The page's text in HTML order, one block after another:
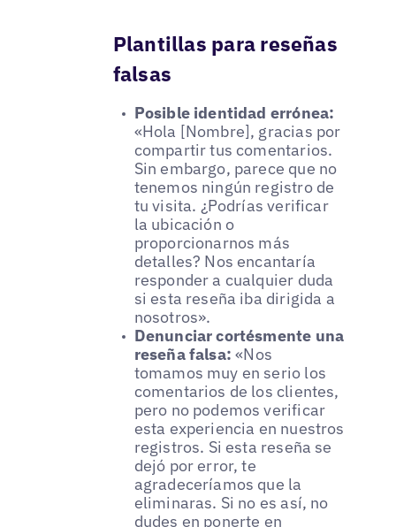
Plantillas para reseñas
falsas
Posible identidad errónea:
«Hola [Nombre], gracias por
compartir tus comentarios.
Sin embargo, parece que no
tenemos ningún registro de
tu visita. ¿Podrías verificar
la ubicación o
proporcionarnos más
detalles? Nos encantaría
responder a cualquier duda
si esta reseña iba dirigida a
nosotros».
Denunciar cortésmente una
reseña falsa:«Nos
tomamos muy en serio los
comentarios de los clientes,
pero no podemos verificar
esta experiencia en nuestros
registros. Si esta reseña se
dejó por error, te
agradeceríamos que la
eliminaras. Si no es así, no
dudes en ponerte en